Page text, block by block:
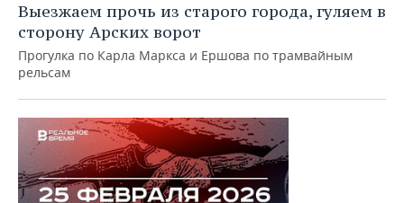
Выезжаем прочь из старого города, гуляем в
сторону Арских ворот
Прогулка по Карла Маркса и Ершова по трамвайным
рельсам